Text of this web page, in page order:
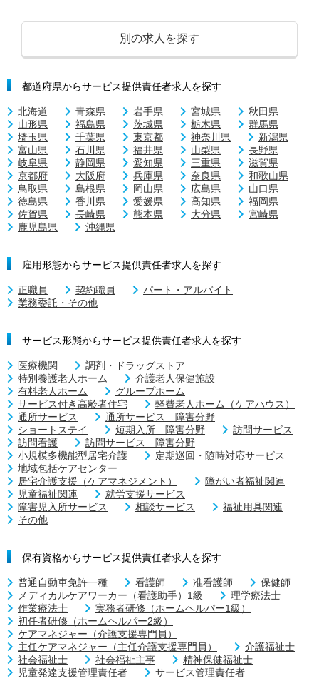
別の求人を探す
都道府県からサービス提供責任者求人を探す
北海道 青森県 岩手県 宮城県
秋田県
山形県
福島県 茨城県 栃木県
群馬県
埼玉県
千葉県 東京都 神奈川県
新潟県
富山県
石川県 福井県 山梨県
長野県
岐阜県
静岡県 愛知県 三重県
滋賀県
京都府
大阪府 兵庫県 奈良県
和歌山県
鳥取県
島根県 岡山県 広島県
山口県
徳島県
香川県 愛媛県 高知県
福岡県
佐賀県
長崎県 熊本県 大分県
宮崎県
鹿児島県
沖縄県
雇用形態からサービス提供責任者求人を探す
正職員 契約職員
パート・アルバイト
業務委託・その他
サービス形態からサービス提供責任者求人を探す
医療機関
調剤・ドラッグストア
特別養護老人ホーム
介護老人保健施設
有料老人ホーム
グループホーム
サービス付き高齢者住宅
軽費老人ホーム（ケアハウス）
通所サービス
通所サービス 障害分野
ショートステイ
短期入所 障害分野
訪問サービス
訪問看護
訪問サービス 障害分野
小規模多機能型居宅介護
定期巡回・随時対応サービス
地域包括ケアセンター
居宅介護支援（ケアマネジメント）
障がい者福祉関連
児童福祉関連
就労支援サービス
障害児入所サービス
相談サービス
福祉用具関連
その他
保有資格からサービス提供責任者求人を探す
普通自動車免許一種 看護師 准看護師
保健師
メディカルケアワーカー（看護助手）1級
理学療法士
作業療法士
実務者研修（ホームヘルパー1級）
初任者研修（ホームヘルパー2級）
ケアマネジャー（介護支援専門員）
主任ケアマネジャー（主任介護支援専門員）
介護福祉士
社会福祉士
社会福祉主事
精神保健福祉士
児童発達支援管理責任者
サービス管理責任者